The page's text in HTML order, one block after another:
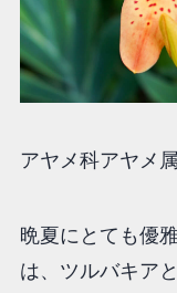
アヤメ科アヤメ
晩夏にとても優
は、ツルバキア